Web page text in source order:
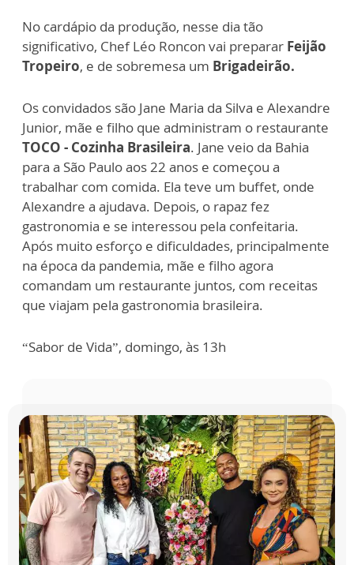
No cardápio da produção, nesse dia tão
significativo, Chef Léo Roncon vai preparar Feijão
Tropeiro, e de sobremesa um Brigadeirão.
Os convidados são Jane Maria da Silva e Alexandre
Junior, mãe e filho que administram o restaurante
TOCO - Cozinha Brasileira. Jane veio da Bahia
para a São Paulo aos 22 anos e começou a
trabalhar com comida. Ela teve um buffet, onde
Alexandre a ajudava. Depois, o rapaz fez
gastronomia e se interessou pela confeitaria.
Após muito esforço e dificuldades, principalmente
na época da pandemia, mãe e filho agora
comandam um restaurante juntos, com receitas
que viajam pela gastronomia brasileira.
“Sabor de Vida”, domingo, às 13h